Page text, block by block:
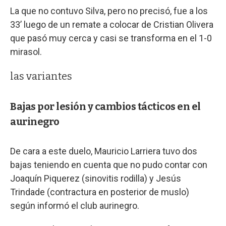
La que no contuvo Silva, pero no precisó, fue a los
33’ luego de un remate a colocar de Cristian Olivera
que pasó muy cerca y casi se transforma en el 1-0
mirasol.
las variantes
Bajas por lesión y cambios tácticos en el
aurinegro
De cara a este duelo, Mauricio Larriera tuvo dos
bajas teniendo en cuenta que no pudo contar con
Joaquín Piquerez (sinovitis rodilla) y Jesús
Trindade (contractura en posterior de muslo)
según informó el club aurinegro.